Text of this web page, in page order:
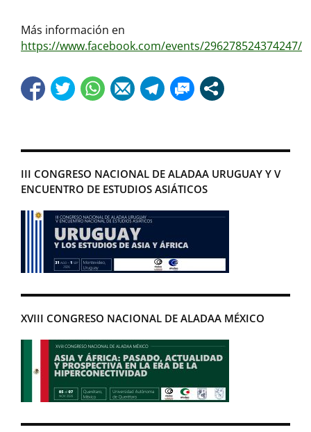
Más información en
https://www.facebook.com/events/296278524374247/
III CONGRESO NACIONAL DE ALADAA URUGUAY Y V
ENCUENTRO DE ESTUDIOS ASIÁTICOS
XVIII CONGRESO NACIONAL DE ALADAA MÉXICO